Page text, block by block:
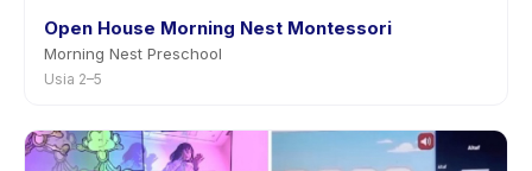
Open House Morning Nest Montessori
Morning Nest Preschool
Usia 2–5